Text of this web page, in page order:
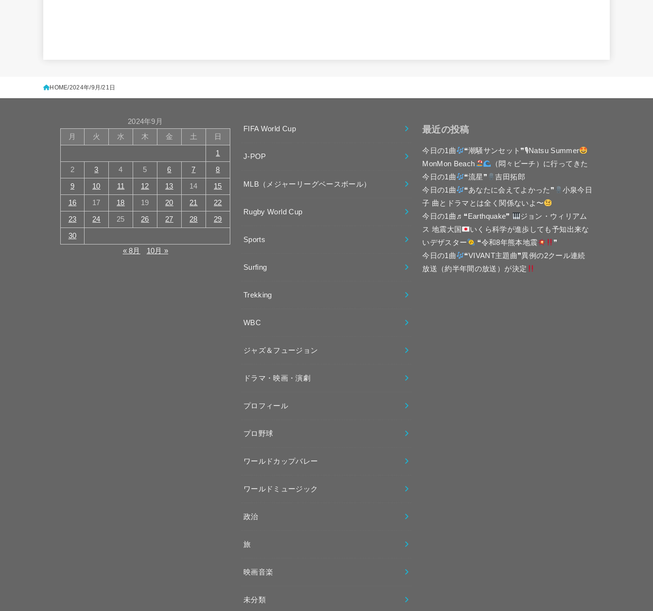
HOME 2024年 9月 21日
2024年9月
月
火 水 木 金 土 日
1
2 3 4 5 6 7 8
9 10 11 12 13 14 15
16 17 18 19 20 21 22
23 24 25 26 27 28 29
30
« 8月
10月 »
FIFA World Cup
J-POP
MLB（メジャーリーグベースボール）
Rugby World Cup
Sports
Surfing
Trekking
WBC
ジャズ＆フュージョン
ドラマ・映画・演劇
プロフィール
プロ野球
ワールドカップバレー
ワールドミュージック
政治
旅
映画音楽
未分類
最近の投稿
今日の1曲
❝潮騒サンセット❞🎙Natsu Summer
MonMon Beach
（悶々ビーチ）に行ってきた
今日の1曲
❝流星❞
吉田拓郎
今日の1曲
❝あなたに会えてよかった❞
小泉今日
子 曲とドラマとは全く関係ないよ〜
今日の1曲♬❝Earthquake❞
ジョン・ウィリアム
ス 地震大国
いくら科学が進歩しても予知出来な
いデザスター
❝令和8年熊本地震
❞
今日の1曲
❝VIVANT主題曲❞異例の2クール連続
放送（約半年間の放送）が決定